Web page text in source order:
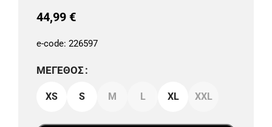
44,99 €
e-code: 226597
ΜΈΓΕΘΟΣ
XS S M L XL XXL